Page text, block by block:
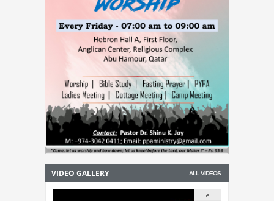
ALL VIDEOS
VIDEO GALLERY